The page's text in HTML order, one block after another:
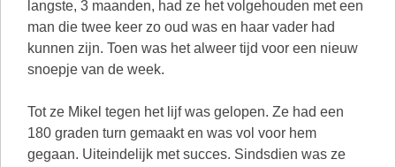
langste, 3 maanden, had ze het volgehouden met een
man die twee keer zo oud was en haar vader had
kunnen zijn. Toen was het alweer tijd voor een nieuw
snoepje van de week.
Tot ze Mikel tegen het lijf was gelopen. Ze had een
180 graden turn gemaakt en was vol voor hem
gegaan. Uiteindelijk met succes. Sindsdien was ze